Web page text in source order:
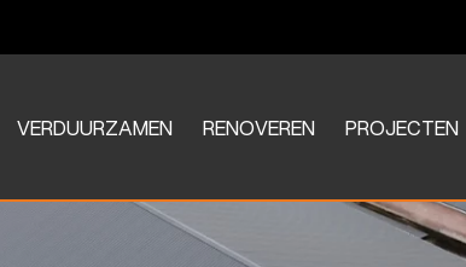
VERDUURZAMEN RENOVEREN PROJECTEN